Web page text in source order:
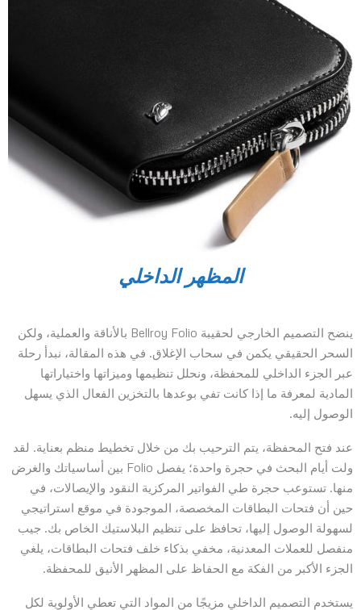
المظهر الداخلي
ينضح التصميم الخارجي لحقيبة Bellroy Folio بالأناقة والعملية، ولكن
السحر الحقيقي يكمن في سحاب الإغلاق. في هذه المقالة، نبدأ رحلة
عبر الجزء الداخلي للمحفظة، ونحلل تنظيمها وميزاتها واختياراتها
المادية لمعرفة ما إذا كانت تفي بوعدها بالتخزين الفعال الذي يسهل
الوصول إليه.
عند فتح المحفظة، يتم الترحيب بك من خلال تخطيط منظم بعناية. لقد
ولت أيام البحث في حجرة واحدة؛ يفصل Folio بين أساسياتك والغرض
منها. تستوعب حجرة طي الفواتير المركزية النقود والإيصالات، في
حين أن فتحات البطاقات المخصصة، الموجودة في موقع استراتيجي
لسهولة الوصول إليها، تحافظ على تنظيم البلاستيك الخاص بك. جيب
منفصل للعملات المعدنية، مخفي بذكاء خلف فتحات البطاقات، يلغي
الجزء الأكبر من الفكة مع الحفاظ على المظهر الأنيق للمحفظة.
يستخدم التصميم الداخلي مزيجًا من المواد التي تعطي الأولوية لكل